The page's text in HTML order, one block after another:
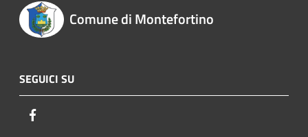
Comune di Montefortino
SEGUICI SU